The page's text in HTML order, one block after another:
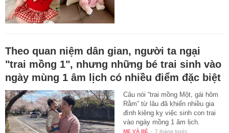
Theo quan niệm dân gian, người ta ngại
"trai mồng 1", nhưng những bé trai sinh vào
ngày mùng 1 âm lịch có nhiều điểm đặc biệt
Câu nói “trai mồng Một, gái hôm
Rằm” từ lâu đã khiến nhiều gia
đình kiêng kỵ việc sinh con trai
vào ngày mồng 1 âm lịch.
MẸ VÀ BÉ - 7 tháng trước